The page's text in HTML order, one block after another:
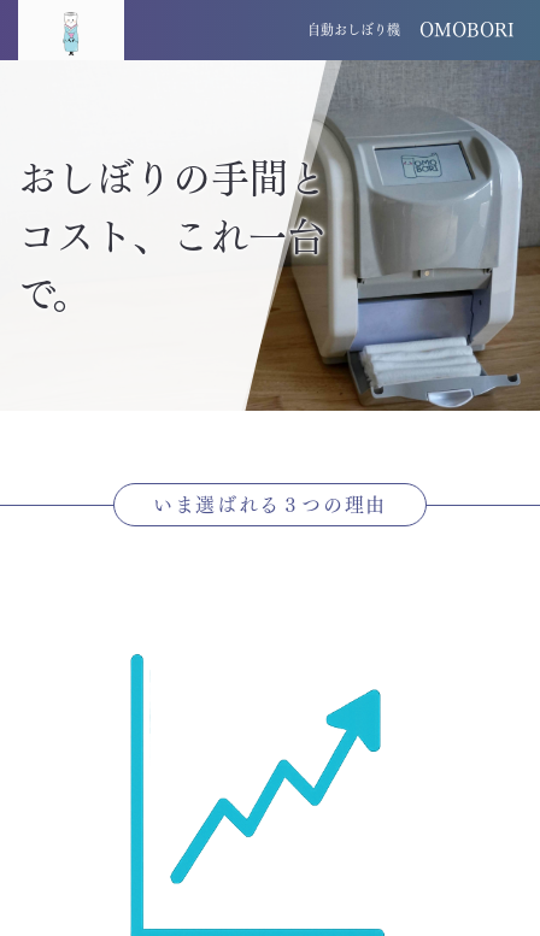
自動おしぼり機 OMOBORI
おしぼりの手間と
コスト、これ一台
で。
いま選ばれる３つの理由